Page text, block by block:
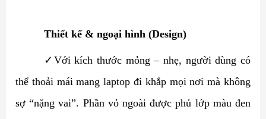
Thiết kế & ngoại hình (Design)
✓ Với kích thước mỏng – nhẹ, người dùng có
thể thoải mái mang laptop đi khắp mọi nơi mà không
sợ “nặng vai”. Phần vỏ ngoài được phủ lớp màu đen